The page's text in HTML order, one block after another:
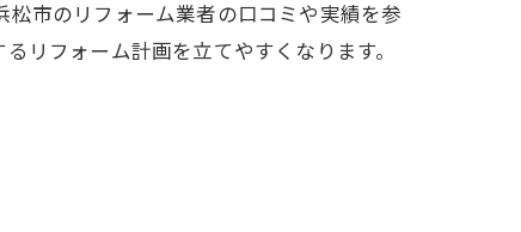
市のリフォーム業者の口コミや実績を参
リフォーム計画を立てやすくなります。